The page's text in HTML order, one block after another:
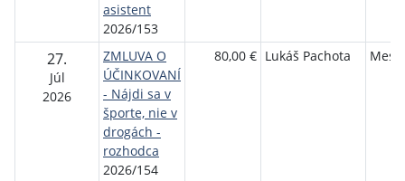
asistent
2026/153
27.
Júl
2026
ZMLUVA O
ÚČINKOVANÍ
- Nájdi sa v
športe, nie v
drogách -
rozhodca
2026/154
80,00 € Lukáš Pachota